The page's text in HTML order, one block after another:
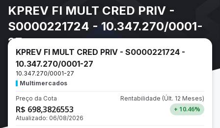
KPREV FI MULT CRED PRIV -
S0000221724 - 10.347.270/0001-
27
KPREV FI MULT CRED PRIV - S0000221724 -
10.347.270/0001-27
10.347.270/0001-27
Multimercados
Preço da Cota
R$ 698,3826553
Atualizado: 06/08/2026
Rentabilidade (Últ. 12 Meses)
+ 10.46%